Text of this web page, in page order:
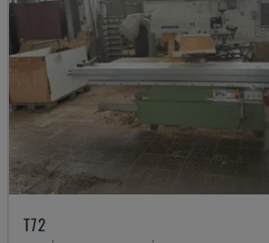
T72